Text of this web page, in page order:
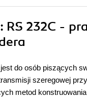
: RS 232C -
do osób piszących
szeregowej
metod